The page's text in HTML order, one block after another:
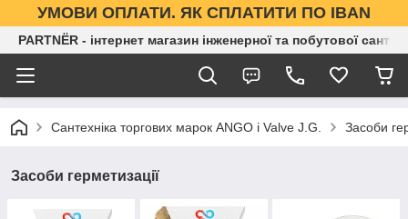
УМОВИ ОПЛАТИ. ЯК СПЛАТИТИ ПО IBAN
PARTNЁR - інтернет магазин інженерної та побутової
Сантехніка торгових марок ANGO і Valve J.G. Засоби
Засоби герметизації